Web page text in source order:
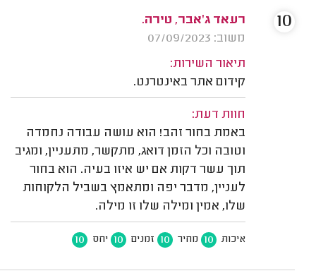
רעאד ג'אבר, טירה.
משוב: 07/09/2023
תיאור השירות:
קידום אתר באינטרנט.
חוות דעת:
באמת בחור זהב! הוא עושה עבודה נחמדה
וטובה וכל הזמן דואג, מתקשר, מתעניין, ומגיב
תוך עשר דקות אם יש איזו בעיה. הוא בחור
לעניין, מדבר יפה ומתאמץ בשביל הלקוחות
שלו, אמין ומילה שלו זו מילה.
איכות 10 מחיר 10 זמנים 10 יחס 10
10